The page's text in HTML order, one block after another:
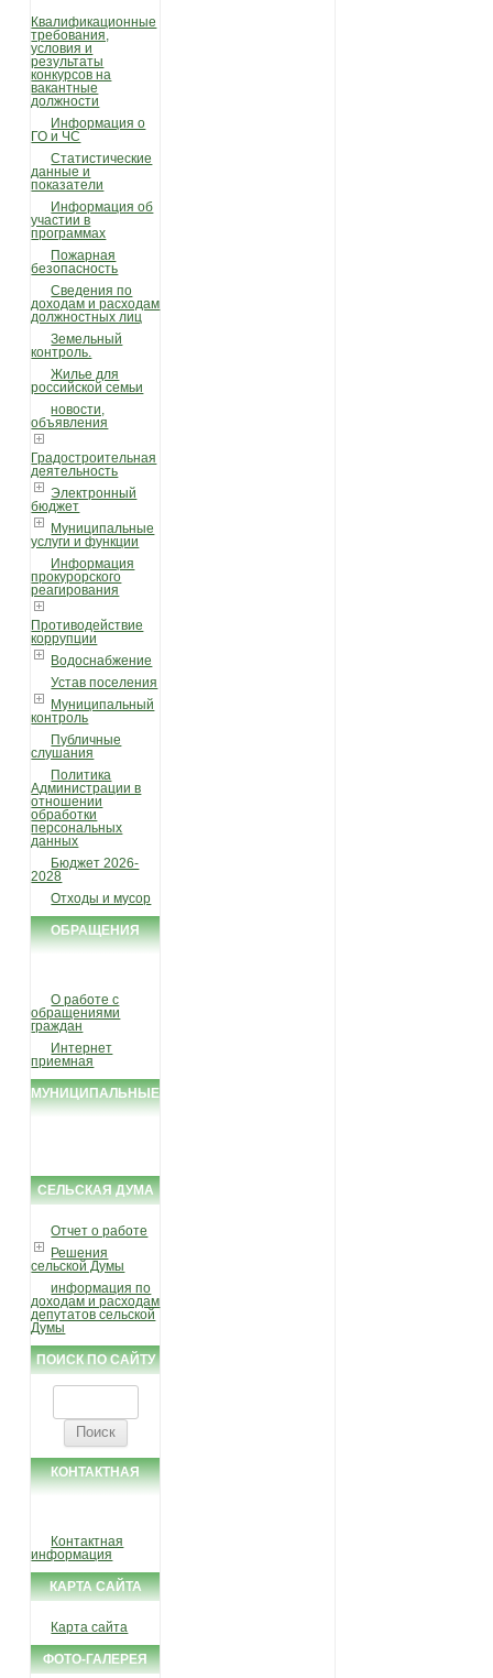
Квалификационные
требования,
условия и
результаты
конкурсов на
вакантные
должности
Информация о
ГО и ЧС
Статистические
данные и
показатели
Информация об
участии в
программах
Пожарная
безопасность
Сведения по
доходам и расходам
должностных лиц
Земельный
контроль.
Жилье для
российской семьи
новости,
объявления
Градостроительная
деятельность
Электронный
бюджет
Муниципальные
услуги и функции
Информация
прокурорского
реагирования
Противодействие
коррупции
Водоснабжение
Устав поселения
Муниципальный
контроль
Публичные
слушания
Политика
Администрации в
отношении
обработки
персональных
данных
Бюджет 2026-
2028
Отходы и мусор
ОБРАЩЕНИЯ
О работе с
обращениями
граждан
Интернет
приемная
МУНИЦИПАЛЬНЫЕ
СЕЛЬСКАЯ ДУМА
Отчет о работе
Решения
сельской Думы
информация по
доходам и расходам
депутатов сельской
Думы
ПОИСК ПО САЙТУ
КОНТАКТНАЯ
Контактная
информация
КАРТА САЙТА
Карта сайта
ФОТО-ГАЛЕРЕЯ